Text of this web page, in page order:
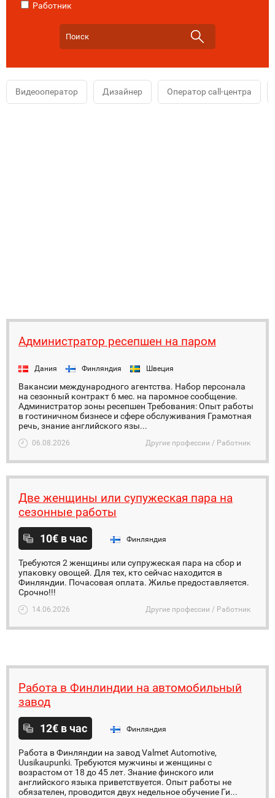
Работник
Видеооператор Дизайнер Оператор call-центра
Администратор ресепшен на паром
Дания Финляндия Швеция
Вакансии международного агентства. Набор персонала
на сезонный контракт 6 мес. на паромное сообщение.
Администратор зоны ресепшен Требования: Опыт работы
в гостиничном бизнесе и сфере обслуживания Грамотная
речь, знание английского язы...
06.08.2026 Другие профессии / Работник
Две женщины или супужеская пара на
сезонные работы
10€ в час Финляндия
Требуются 2 женщины или супружеская пара на сбор и
упаковку овощей. Для тех, кто сейчас находится в
Финляндии. Почасовая оплата. Жилье предоставляется.
Срочно!!!
14.06.2026 Другие профессии / Работник
Работа в Финлиндии на автомобильный
завод
12€ в час Финляндия
Работа в Финляндии на завод Valmet Automotive,
Uusikaupunki. Требуются мужчины и женщины с
возрастом от 18 до 45 лет. Знание финского или
английского языка приветствуется. Опыт работы не
обязателен, проводится двух недельное обучение Ги...